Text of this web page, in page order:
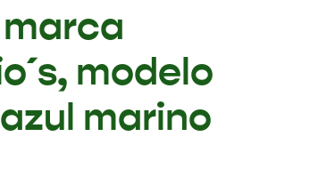
modelo
marino